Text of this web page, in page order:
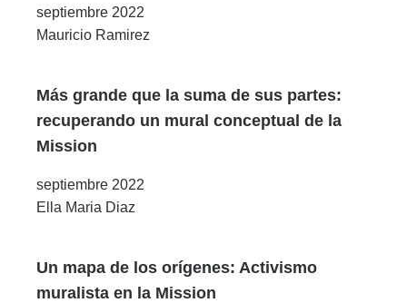
septiembre 2022
Mauricio Ramirez
Más grande que la suma de sus partes:
recuperando un mural conceptual de la
Mission
septiembre 2022
Ella Maria Diaz
Un mapa de los orígenes: Activismo
muralista en la Mission